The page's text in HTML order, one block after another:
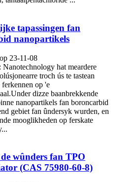
tapassingen fan
nanopartikels
23-11-08
hat meardere
troch ús te tastean
ferkennen op 'e
dizze baanbrekkende
nanopartikels fan boroncarbid
gebiet fan ûndersyk wurden, en
mooglikheden op ferskate
wûnders fan TPO
(CAS 75980-60-8)